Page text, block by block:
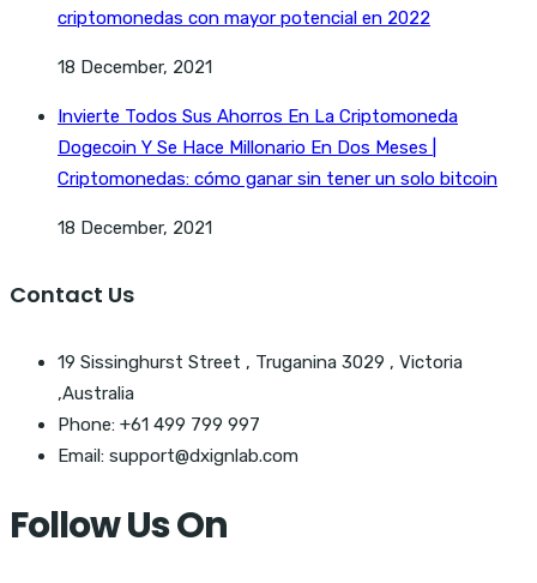
criptomonedas con mayor potencial en 2022
18 December, 2021
Invierte Todos Sus Ahorros En La Criptomoneda
Dogecoin Y Se Hace Millonario En Dos Meses |
Criptomonedas: cómo ganar sin tener un solo bitcoin
18 December, 2021
Contact Us
19 Sissinghurst Street , Truganina 3029 , Victoria
,Australia
Phone: +61 499 799 997
Email: support@dxignlab.com
Follow Us On